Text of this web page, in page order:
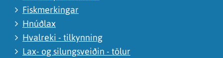
Fiskmerkingar
Hnúðlax
Hvalreki - tilkynning
Lax- og silungsveiðin - tölur